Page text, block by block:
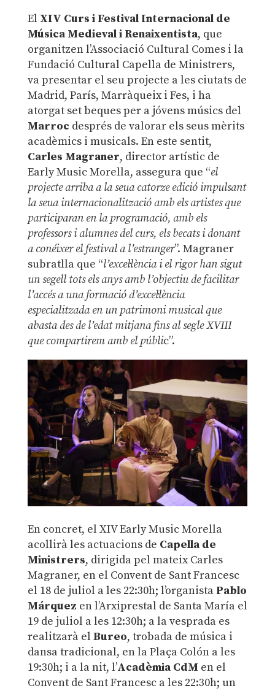
El XIV Curs i Festival Internacional de
Música Medieval i Renaixentista, que
organitzen l’Associació Cultural Comes i la
Fundació Cultural Capella de Ministrers,
va presentar el seu projecte a les ciutats de
Madrid, París, Marràqueix i Fes, i ha
atorgat set beques per a jóvens músics del
Marroc després de valorar els seus mèrits
acadèmics i musicals. En este sentit,
Carles Magraner, director artístic de
Early Music Morella, assegura que “el
projecte arriba a la seua catorze edició impulsant
la seua internacionalització amb els artistes que
participaran en la programació, amb els
professors i alumnes del curs, els becats i donant
a conéixer el festival a l’estranger”. Magraner
subratlla que “l’excel·lència i el rigor han sigut
un segell tots els anys amb l’objectiu de facilitar
l’accés a una formació d’excel·lència
especialitzada en un patrimoni musical que
abasta des de l’edat mitjana fins al segle XVIII
que compartirem amb el públic”.
En concret, el XIV Early Music Morella
acollirà les actuacions de Capella de
Ministrers, dirigida pel mateix Carles
Magraner, en el Convent de Sant Francesc
el 18 de juliol a les 22:30h; l’organista Pablo
Márquez en l’Arxiprestal de Santa María el
19 de juliol a les 12:30h; a la vesprada es
realitzarà el Bureo, trobada de música i
dansa tradicional, en la Plaça Colón a les
19:30h; i a la nit, l’Acadèmia CdM en el
Convent de Sant Francesc a les 22:30h; un